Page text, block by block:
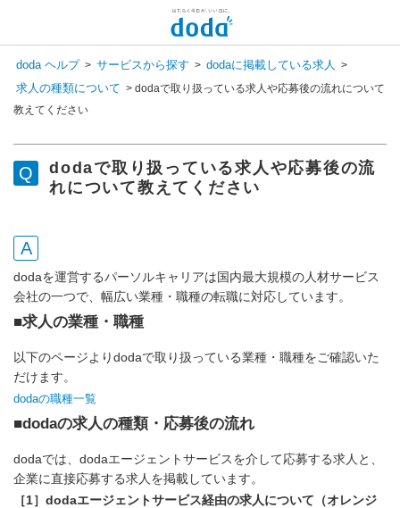
doda ヘルプ > サービスから探す > dodaに掲載している求人 >
求人の種類について > dodaで取り扱っている求人や応募後の流れについて
教えてください
dodaで取り扱っている求人や応募後の流
れについて教えてください
dodaを運営するパーソルキャリアは国内最大規模の人材サービス
会社の一つで、幅広い業種・職種の転職に対応しています。
■求人の業種・職種
以下のページよりdodaで取り扱っている業種・職種をご確認いた
だけます。
dodaの職種一覧
■dodaの求人の種類・応募後の流れ
dodaでは、dodaエージェントサービスを介して応募する求人と、
企業に直接応募する求人を掲載しています。
［1］dodaエージェントサービス経由の求人について（オレンジ